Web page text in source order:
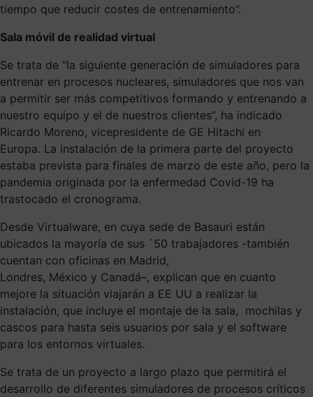
tiempo que reducir costes de entrenamiento”.
Sala móvil de realidad virtual
Se trata de “la siguiente generación de simuladores para
entrenar en procesos nucleares, simuladores que nos van
a permitir ser más competitivos formando y entrenando a
nuestro equipo y el de nuestros clientes”, ha indicado
Ricardo Moreno, vicepresidente de GE Hitachi en
Europa. La instalación de la primera parte del proyecto
estaba prevista para finales de marzo de este año, pero la
pandemia originada por la enfermedad Covid-19 ha
trastocado el cronograma.
Desde Virtualware, en cuya sede de Basauri están
ubicados la mayoría de sus ´50 trabajadores -también
cuentan con oficinas en Madrid,
Londres, México y Canadá–, explican que en cuanto
mejore la situación viajarán a EE UU a realizar la
instalación, que incluye el montaje de la sala, mochilas y
cascos para hasta seis usuarios por sala y el software
para los entornos virtuales.
Se trata de un proyecto a largo plazo que permitirá el
desarrollo de diferentes simuladores de procesos críticos